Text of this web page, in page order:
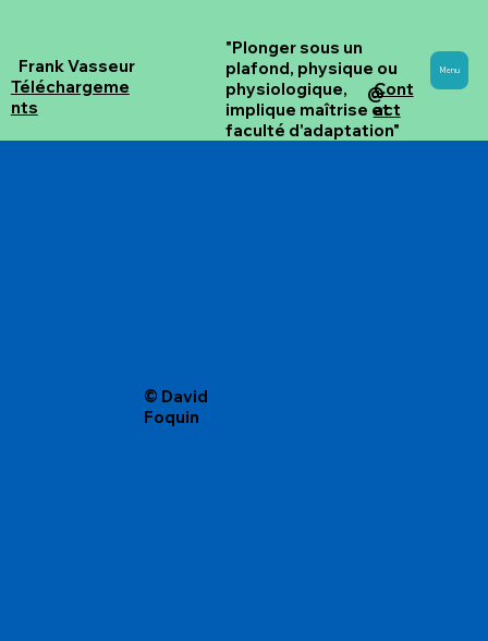
Cont
act
@
Frank Vasseur
"Plonger sous un
plafond, physique ou
physiologique,
implique maîtrise et
faculté d'adaptation"
Menu
Téléchargeme
nts
© David
Foquin